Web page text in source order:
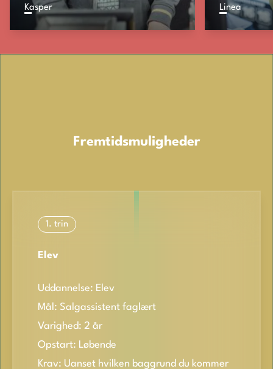
Kasper Linea
Fremtidsmuligheder
1. trin
Elev
Uddannelse: Elev
Mål: Salgassistent faglært
Varighed: 2 år
Opstart: Løbende
Krav: Uanset hvilken baggrund du kommer